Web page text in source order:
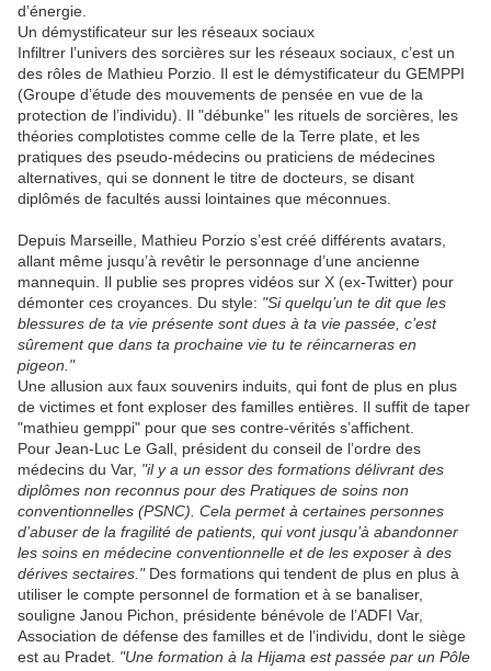
d’énergie.
Un démystificateur sur les réseaux sociaux
Infiltrer l’univers des sorcières sur les réseaux sociaux, c’est un
des rôles de Mathieu Porzio. Il est le démystificateur du GEMPPI
(Groupe d’étude des mouvements de pensée en vue de la
protection de l’individu). Il "débunke" les rituels de sorcières, les
théories complotistes comme celle de la Terre plate, et les
pratiques des pseudo-médecins ou praticiens de médecines
alternatives, qui se donnent le titre de docteurs, se disant
diplômés de facultés aussi lointaines que méconnues.
Depuis Marseille, Mathieu Porzio s’est créé différents avatars,
allant même jusqu’à revêtir le personnage d’une ancienne
mannequin. Il publie ses propres vidéos sur X (ex-Twitter) pour
démonter ces croyances. Du style: "Si quelqu’un te dit que les
blessures de ta vie présente sont dues à ta vie passée, c’est
sûrement que dans ta prochaine vie tu te réincarneras en
pigeon."
Une allusion aux faux souvenirs induits, qui font de plus en plus
de victimes et font exploser des familles entières. Il suffit de taper
"mathieu gemppi" pour que ses contre-vérités s’affichent.
Pour Jean-Luc Le Gall, président du conseil de l’ordre des
médecins du Var, "il y a un essor des formations délivrant des
diplômes non reconnus pour des Pratiques de soins non
conventionnelles (PSNC). Cela permet à certaines personnes
d’abuser de la fragilité de patients, qui vont jusqu’à abandonner
les soins en médecine conventionnelle et de les exposer à des
dérives sectaires."Des formations qui tendent de plus en plus à
utiliser le compte personnel de formation et à se banaliser,
souligne Janou Pichon, présidente bénévole de l’ADFI Var,
Association de défense des familles et de l’individu, dont le siège
est au Pradet. "Une formation à la Hijama est passée par un Pôle